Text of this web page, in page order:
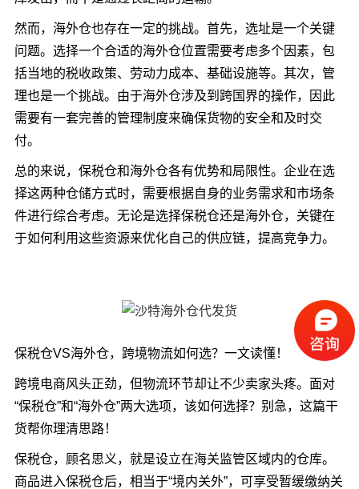
然而，海外仓也存在一定的挑战。首先，选址是一个关键
问题。选择一个合适的海外仓位置需要考虑多个因素，包
括当地的税收政策、劳动力成本、基础设施等。其次，管
理也是一个挑战。由于海外仓涉及到跨国界的操作，因此
需要有一套完善的管理制度来确保货物的安全和及时交
付。
总的来说，保税仓和海外仓各有优势和局限性。企业在选
择这两种仓储方式时，需要根据自身的业务需求和市场条
件进行综合考虑。无论是选择保税仓还是海外仓，关键在
于如何利用这些资源来优化自己的供应链，提高竞争力。
保税仓VS海外仓，跨境物流如何选？一文读懂！
跨境电商风头正劲，但物流环节却让不少卖家头疼。面对
“保税仓”和“海外仓”两大选项，该如何选择？别急，这篇干
货帮你理清思路！
保税仓，顾名思义，就是设立在海关监管区域内的仓库。
商品进入保税仓后，相当于“境内关外”，可享受暂缓缴纳关